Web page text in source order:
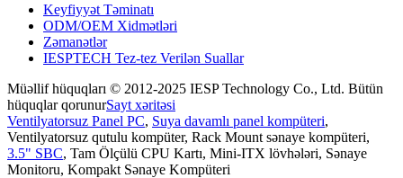
Keyfiyyət Təminatı
ODM/OEM Xidmətləri
Zəmanətlər
IESPTECH Tez-tez Verilən Suallar
Müəllif hüquqları © 2012-2025 IESP Technology Co., Ltd. Bütün
hüquqlar qorunurSayt xəritəsi
Ventilyatorsuz Panel PC, Suya davamlı panel kompüteri,
Ventilyatorsuz qutulu kompüter, Rack Mount sənaye kompüteri,
3.5" SBC, Tam Ölçülü CPU Kartı, Mini-ITX lövhələri, Sənaye
Monitoru, Kompakt Sənaye Kompüteri